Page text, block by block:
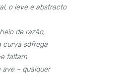
o leve e abstracto
de razão,
curva sôfrega
faltam
ave – qualquer